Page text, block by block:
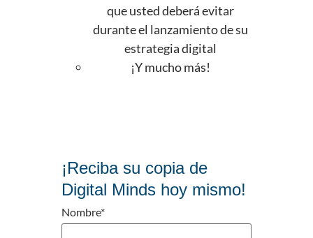
que usted deberá evitar
durante el lanzamiento de su
estrategia digital
¡Y mucho más!
¡Reciba su copia de
Digital Minds hoy mismo!
Nombre*